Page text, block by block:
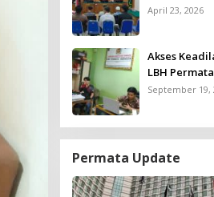
Permata
April 23, 2026
Akses
LBH
Layanan
September 19,
Permata Update